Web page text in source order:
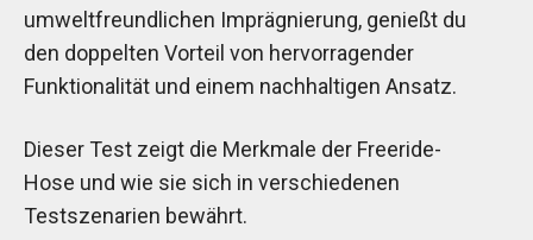
umweltfreundlichen Imprägnierung, genießt du
den doppelten Vorteil von hervorragender
Funktionalität und einem nachhaltigen Ansatz.
Dieser Test zeigt die Merkmale der Freeride-
Hose und wie sie sich in verschiedenen
Testszenarien bewährt.